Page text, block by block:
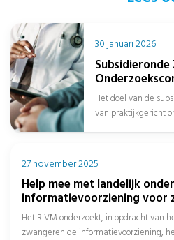
30 januari 2026
zorgaanbod
zorgketen
Het doel van de
van praktijkgericht
27 november 2025
Help mee met landelijk
informatievoorziening voor
Het RIVM onderzoekt, in opdracht van
zwangeren de informatievoorziening,